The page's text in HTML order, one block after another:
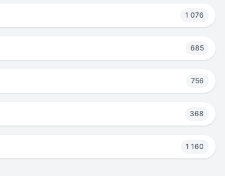
1 076
685
756
368
1 160